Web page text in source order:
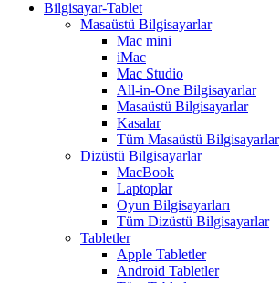
Bilgisayar-Tablet
Masaüstü Bilgisayarlar
Mac mini
iMac
Mac Studio
All-in-One Bilgisayarlar
Masaüstü Bilgisayarlar
Kasalar
Tüm Masaüstü Bilgisayarlar
Dizüstü Bilgisayarlar
MacBook
Laptoplar
Oyun Bilgisayarları
Tüm Dizüstü Bilgisayarlar
Tabletler
Apple Tabletler
Android Tabletler